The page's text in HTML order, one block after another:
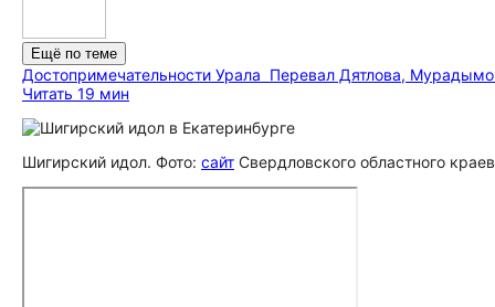
Ещё по теме
До­сто­при­ме­ча­тель­но­сти Урала Перевал Дятлова,
Читать 19 мин
Шигирский идол. Фото: сайт Свердловского областного